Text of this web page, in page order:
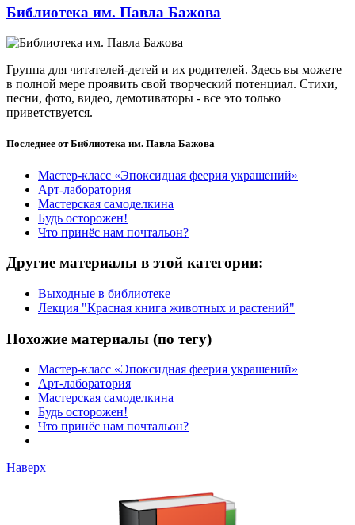
Библиотека им. Павла Бажова
Группа для читателей-детей и их родителей. Здесь вы можете
в полной мере проявить свой творческий потенциал. Стихи,
песни, фото, видео, демотиваторы - все это только
приветствуется.
Последнее от Библиотека им. Павла Бажова
Мастер-класс «Эпоксидная феерия украшений»
Арт-лаборатория
Мастерская самоделкина
Будь осторожен!
Что принёс нам почтальон?
Другие материалы в этой категории:
Выходные в библиотеке
Лекция "Красная книга животных и растений"
Похожие материалы (по тегу)
Мастер-класс «Эпоксидная феерия украшений»
Арт-лаборатория
Мастерская самоделкина
Будь осторожен!
Что принёс нам почтальон?
Наверх